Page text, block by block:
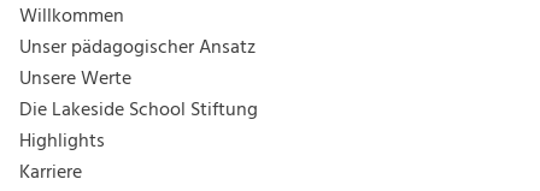
Willkommen
Unser pädagogischer Ansatz
Unsere Werte
Die Lakeside School Stiftung
Highlights
Karriere